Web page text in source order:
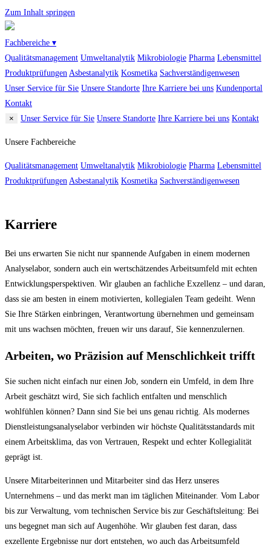
Zum Inhalt springen
Fachbereiche ▾
Qualitätsmanagement Umweltanalytik Mikrobiologie Pharma Lebensmittel
Produktprüfungen Asbestanalytik Kosmetika Sachverständigenwesen
Unser Service für Sie Unsere Standorte Ihre Karriere bei uns Kundenportal
Kontakt
×
Unser Service für Sie Unsere Standorte Ihre Karriere bei uns Kontakt
Unsere Fachbereiche
Qualitätsmanagement Umweltanalytik Mikrobiologie Pharma Lebensmittel
Produktprüfungen Asbestanalytik Kosmetika Sachverständigenwesen
Karriere
Bei uns erwarten Sie nicht nur spannende Aufgaben in einem modernen
Analyselabor, sondern auch ein wertschätzendes Arbeitsumfeld mit echten
Entwicklungsperspektiven. Wir glauben an fachliche Exzellenz – und daran,
dass sie am besten in einem motivierten, kollegialen Team gedeiht. Wenn
Sie Ihre Stärken einbringen, Verantwortung übernehmen und gemeinsam
mit uns wachsen möchten, freuen wir uns darauf, Sie kennenzulernen.
Arbeiten, wo Präzision auf Menschlichkeit trifft
Sie suchen nicht einfach nur einen Job, sondern ein Umfeld, in dem Ihre
Arbeit geschätzt wird, Sie sich fachlich entfalten und menschlich
wohlfühlen können? Dann sind Sie bei uns genau richtig. Als modernes
Dienstleistungsanalyselabor verbinden wir höchste Qualitätsstandards mit
einem Arbeitsklima, das von Vertrauen, Respekt und echter Kollegialität
geprägt ist.
Unsere Mitarbeiterinnen und Mitarbeiter sind das Herz unseres
Unternehmens – und das merkt man im täglichen Miteinander. Vom Labor
bis zur Verwaltung, vom technischen Service bis zur Geschäftsleitung: Bei
uns begegnet man sich auf Augenhöhe. Wir glauben fest daran, dass
exzellente Ergebnisse nur dort entstehen, wo auch das Arbeitsumfeld